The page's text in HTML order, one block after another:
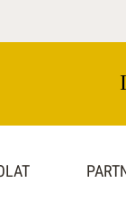
Reggeli (bővített